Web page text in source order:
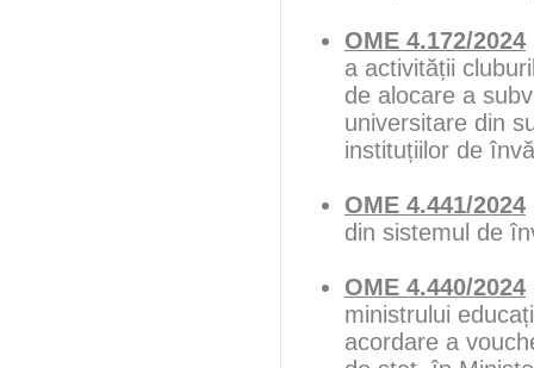
OME 4.172/2024
a activității
de alocare a
universitare din
instituțiilor de
OME 4.441/2024
din sistemul de
OME 4.440/2024
ministrului
acordare a